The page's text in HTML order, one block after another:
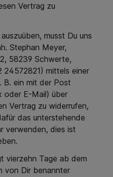
Vertrag zu
musst Du uns
Stephan Meyer,
58239 Schwerte,
24572821) mittels einer
B. ein mit der Post
oder E-Mail) über
Vertrag zu widerrufen,
das unterstehende
verwenden, dies ist
vierzehn Tage ab dem
von Dir benannter